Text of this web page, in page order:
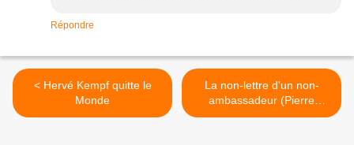
Répondre
< Hervé Kempf quitte le
Monde
La non-lettre d'un non-
ambassadeur (Pierre
Charasse à Hollande) >